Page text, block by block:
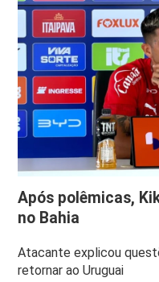
Após polêmicas,
no Bahia
Atacante explicou
retornar ao Uruguai